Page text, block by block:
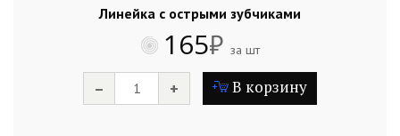
Линейка с острыми зубчиками
165₽ за шт
– + В корзину